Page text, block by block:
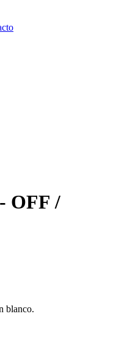
OFF /
blanco.